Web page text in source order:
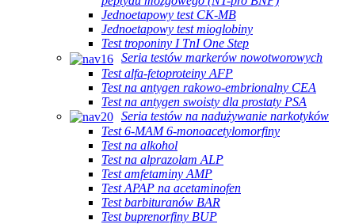
Jednoetapowy test CK-MB
Jednoetapowy test mioglobiny
Test troponiny I TnI One Step
Seria testów markerów nowotworowych
Test alfa-fetoproteiny AFP
Test na antygen rakowo-embrionalny CEA
Test na antygen swoisty dla prostaty PSA
Seria testów na nadużywanie narkotyków
Test 6-MAM 6-monoacetylomorfiny
Test na alkohol
Test na alprazolam ALP
Test amfetaminy AMP
Test APAP na acetaminofen
Test barbituranów BAR
Test buprenorfiny BUP